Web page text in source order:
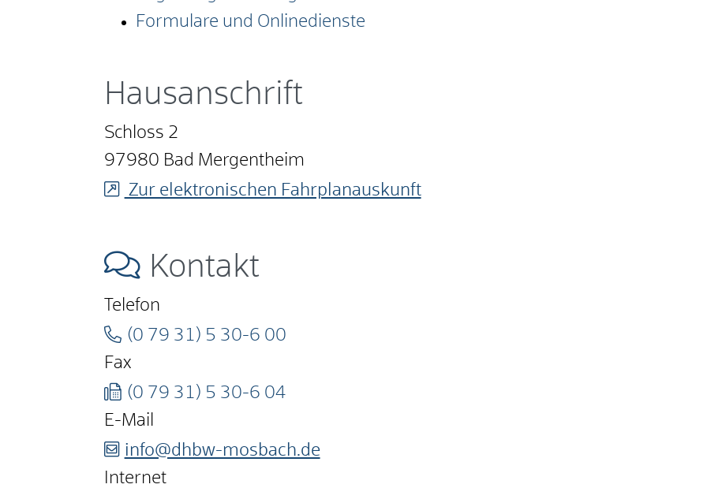
Formulare und Onlinedienste
Hausanschrift
Schloss 2
97980 Bad Mergentheim
Zur elektronischen Fahrplanauskunft
Kontakt
Telefon
(0 79 31) 5 30-6 00
Fax
(0 79 31) 5 30-6 04
E-Mail
info@dhbw-mosbach.de
Internet